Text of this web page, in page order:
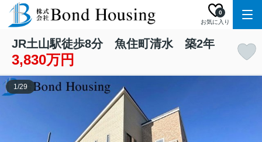
お気に入り
0
JR土山駅徒歩8分 魚住町清水 築2年
3,830万円
1/29